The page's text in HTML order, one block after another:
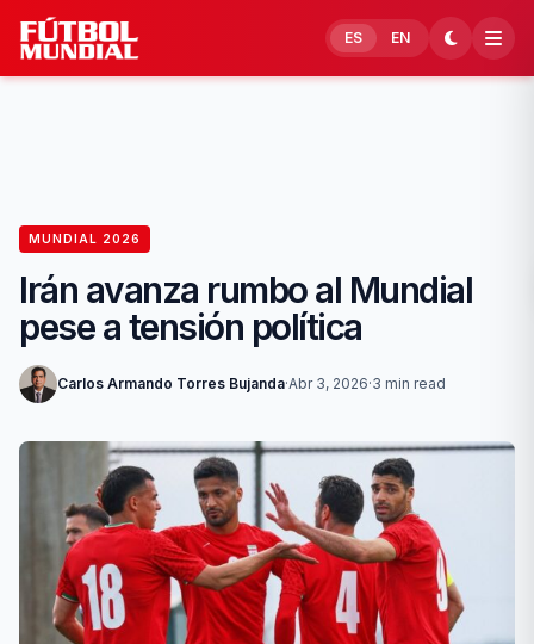
Skip to content
ES EN
MUNDIAL 2026
Irán avanza rumbo al Mundial
pese a tensión política
Carlos Armando Torres Bujanda·Abr 3, 2026·3 min read